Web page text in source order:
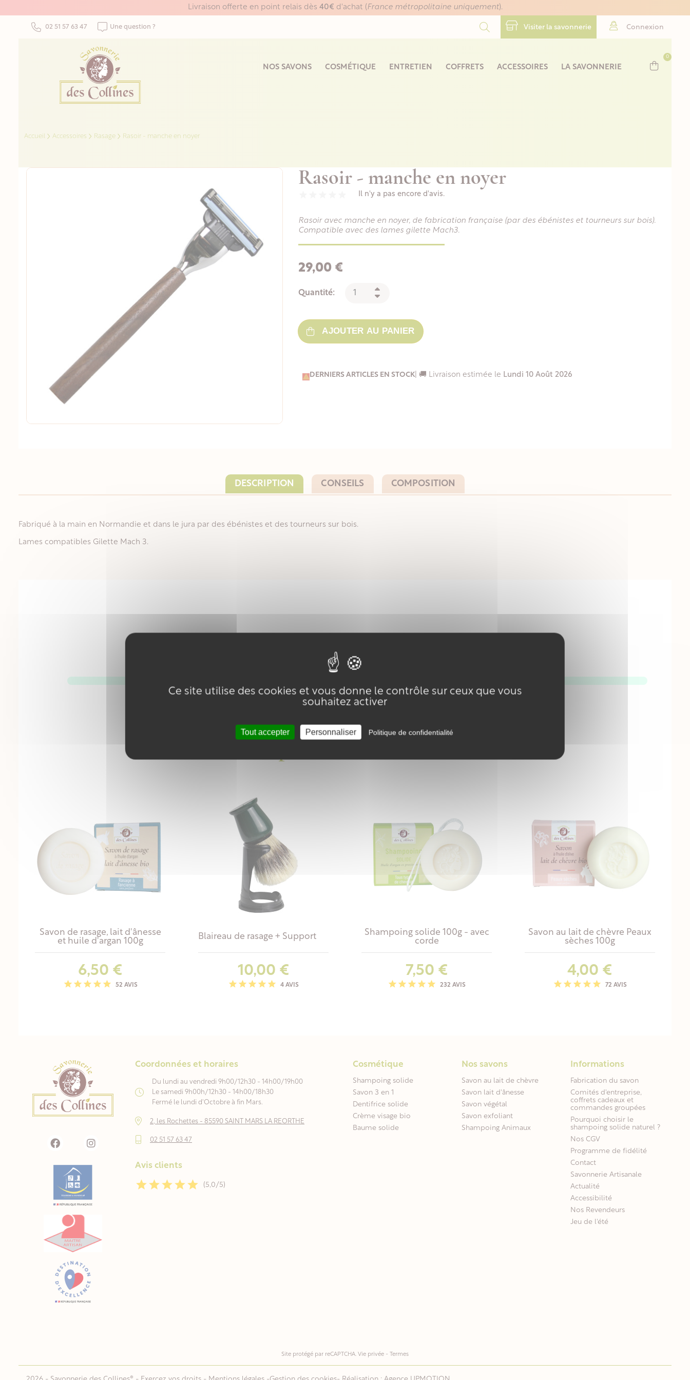
Ce site utilise des cookies et vous donne le contrôle sur ceux que vous
souhaitez activer
Tout accepter Personnaliser Politique de confidentialité
Livraison offerte en point relais dès 40€ d'achat (France métropolitaine uniquement).
02 51 57 63 47 Une question ? Visiter la savonnerie Connexion
NOS SAVONS COSMÉTIQUE ENTRETIEN COFFRETS ACCESSOIRES LA SAVONNERIE
0
Accueil Accessoires Rasage Rasoir - manche en noyer
Rasoir - manche en noyer
Il n'y a pas encore d'avis.
Rasoir avec manche en noyer, de fabrication française (par des ébénistes et tourneurs sur bois).
Compatible avec des lames gilette Mach3.
29,00 €
Quantité:
AJOUTER AU PANIER
 DERNIERS ARTICLES EN STOCK | 🚚 Livraison estimée le Lundi 10 Août 2026
DESCRIPTION CONSEILS COMPOSITION
Fabriqué à la main en Normandie et dans le jura par des ébénistes et des tourneurs sur bois.
Lames compatibles Gilette Mach 3.
Avis clients
Savon de rasage, lait d'ânesse
et huile d'argan 100g
Prix
6,50 €
52 AVIS
Blaireau de rasage + Support
Prix
10,00 €
4 AVIS
Shampoing solide 100g - avec
corde
Prix
7,50 €
232 AVIS
Savon au lait de chèvre Peaux
sèches 100g
Prix
4,00 €
72 AVIS
Coordonnées et horaires
Du lundi au vendredi 9h00/12h30 - 14h00/19h00
Le samedi 9h00h/12h30 - 14h00/18h30
Fermé le lundi d'Octobre à fin Mars.
2, les Rochettes - 85590 SAINT MARS LA REORTHE
02 51 57 63 47
Avis clients
(5,0/5)
Cosmétique
Shampoing solide
Savon 3 en 1
Dentifrice solide
Crème visage bio
Baume solide
Nos savons
Savon au lait de chèvre
Savon lait d'ânesse
Savon végétal
Savon exfoliant
Shampoing Animaux
Informations
Fabrication du savon
Comités d'entreprise,
coffrets cadeaux et
commandes groupées
Pourquoi choisir le
shampoing solide naturel ?
Nos CGV
Programme de fidélité
Contact
Savonnerie Artisanale
Actualité
Accessibilité
Nos Revendeurs
Jeu de l'été
Site protégé par reCAPTCHA. Vie privée - Termes